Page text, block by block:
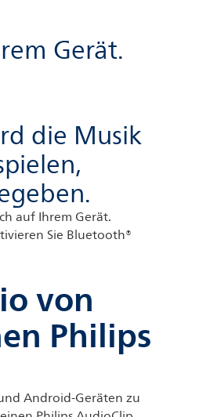
Gerät.
die Musik
auf Ihrem Gerät.
Sie Bluetooth®
von
Philips
Android-Geräten zu